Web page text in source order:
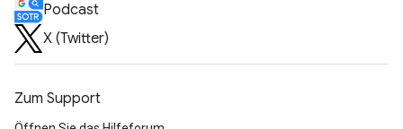
Podcast
X (Twitter)
Zum Support